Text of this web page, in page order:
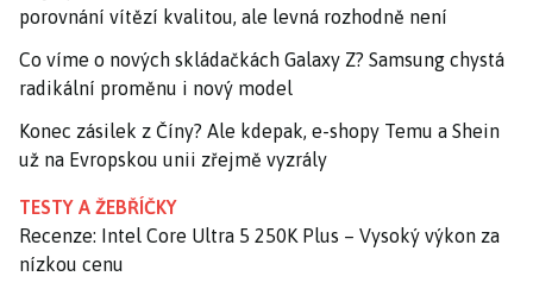
porovnání vítězí kvalitou, ale levná rozhodně není
Co víme o nových skládačkách Galaxy Z? Samsung chystá
radikální proměnu i nový model
Konec zásilek z Číny? Ale kdepak, e-shopy Temu a Shein
už na Evropskou unii zřejmě vyzrály
TESTY A ŽEBŘÍČKY
Recenze: Intel Core Ultra 5 250K Plus – Vysoký výkon za
nízkou cenu